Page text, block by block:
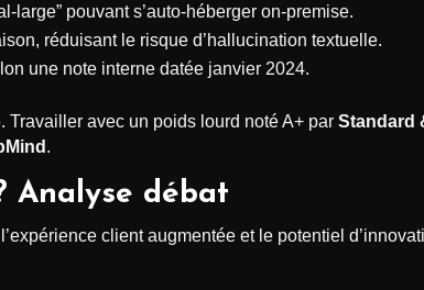
large” pouvant s’auto-héberger on-premise.
réduisant le risque d’hallucination textuelle.
une note interne datée janvier 2024.
Travailler avec un poids lourd noté A+ par Standard
.
Analyse débat
client augmentée et le potentiel